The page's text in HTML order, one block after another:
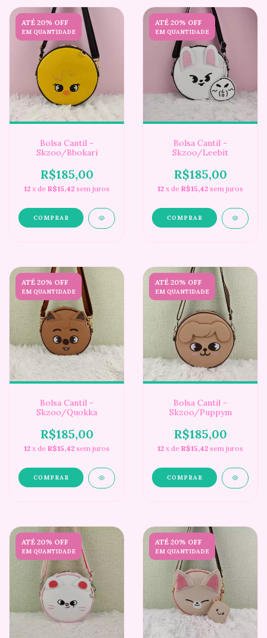
ATÉ 20% OFF
EM QUANTIDADE
Bolsa Cantil -
Skzoo/Bbokari
R$185,00
12 x de R$15,42 sem juros
ATÉ 20% OFF
EM QUANTIDADE
Bolsa Cantil -
Skzoo/Leebit
R$185,00
12 x de R$15,42 sem juros
ATÉ 20% OFF
EM QUANTIDADE
Bolsa Cantil -
Skzoo/Quokka
R$185,00
12 x de R$15,42 sem juros
ATÉ 20% OFF
EM QUANTIDADE
Bolsa Cantil -
Skzoo/Puppym
R$185,00
12 x de R$15,42 sem juros
ATÉ 20% OFF
EM QUANTIDADE
ATÉ 20% OFF
EM QUANTIDADE